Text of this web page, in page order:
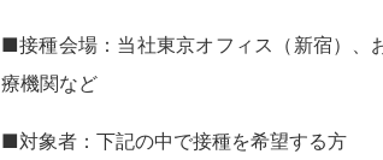
■接種会場：当社東京オフィス（新宿）、
療機関など
■対象者：下記の中で接種を希望する方